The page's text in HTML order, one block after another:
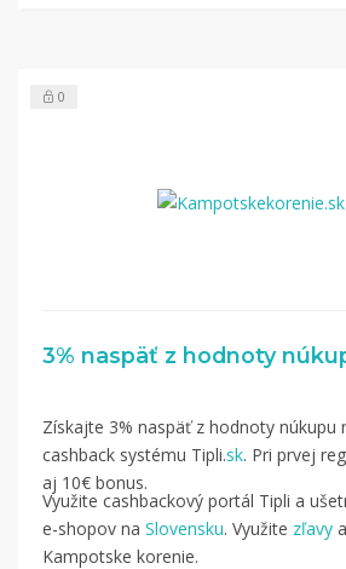
0
Získajte 3% naspäť z hodnoty núkupu
cashback systému Tipli.sk. Pri prvej
aj 10€ bonus.
Využite cashbackový portál Tipli a
e-shopov na Slovensku. Využite zľavy a
Kampotske korenie.